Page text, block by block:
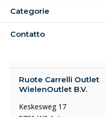
Categorie
Contatto
Ruote Carrelli Outlet
WielenOutlet B.V.
Keskesweg 17